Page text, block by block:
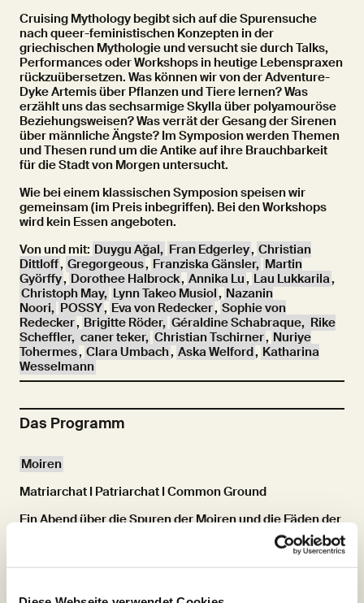
Cruising Mythology begibt sich auf die Spurensuche
nach queer-feministischen Konzepten in der
griechischen Mythologie und versucht sie durch Talks,
Performances oder Workshops in heutige Lebenspraxen
rückzuübersetzen. Was können wir von der Adventure-
Dyke Artemis über Pflanzen und Tiere lernen? Was
erzählt uns das sechsarmige Skylla über polyamouröse
Beziehungsweisen? Was verrät der Gesang der Sirenen
über männliche Ängste? Im Symposion werden Themen
und Thesen rund um die Antike auf ihre Brauchbarkeit
für die Stadt von Morgen untersucht.
Wie bei einem klassischen Symposion speisen wir
gemeinsam (im Preis inbegriffen). Bei den Workshops
wird kein Essen angeboten.
Von und mit: Duygu Ağal, Fran Edgerley, Christian
Dittloff, Gregorgeous, Franziska Gänsler, Martin
Györffy, Dorothee Halbrock, Annika Lu, Lau Lukkarila,
Christoph May, Lynn Takeo Musiol, Nazanin
Noori, POSSY, Eva von Redecker, Sophie von
Redecker, Brigitte Röder, Géraldine Schabraque, Rike
Scheffler, caner teker, Christian Tschirner, Nuriye
Tohermes, Clara Umbach, Aska Welford, Katharina
Wesselmann
Das Programm
Moiren
Matriarchat I Patriarchat I Common Ground
Ein Abend über die Spuren der Moiren und die Fäden der